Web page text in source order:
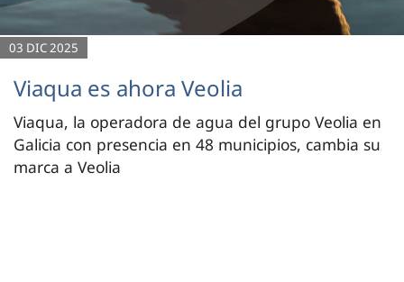
03 DIC 2025
Viaqua es ahora Veolia
Viaqua, la operadora de agua del grupo Veolia en
Galicia con presencia en 48 municipios, cambia su
marca a Veolia